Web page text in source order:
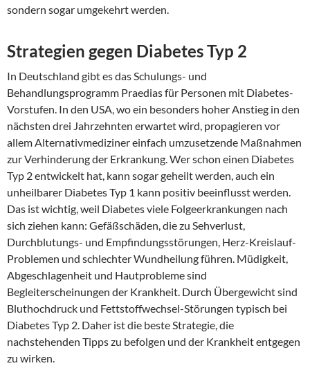
sondern sogar umgekehrt werden.
Strategien gegen Diabetes Typ 2
In Deutschland gibt es das Schulungs- und
Behandlungsprogramm Praedias für Personen mit Diabetes-
Vorstufen. In den USA, wo ein besonders hoher Anstieg in den
nächsten drei Jahrzehnten erwartet wird, propagieren vor
allem Alternativmediziner einfach umzusetzende Maßnahmen
zur Verhinderung der Erkrankung. Wer schon einen Diabetes
Typ 2 entwickelt hat, kann sogar geheilt werden, auch ein
unheilbarer Diabetes Typ 1 kann positiv beeinflusst werden.
Das ist wichtig, weil Diabetes viele Folgeerkrankungen nach
sich ziehen kann: Gefäßschäden, die zu Sehverlust,
Durchblutungs- und Empfindungsstörungen, Herz-Kreislauf-
Problemen und schlechter Wundheilung führen. Müdigkeit,
Abgeschlagenheit und Hautprobleme sind
Begleiterscheinungen der Krankheit. Durch Übergewicht sind
Bluthochdruck und Fettstoffwechsel-Störungen typisch bei
Diabetes Typ 2. Daher ist die beste Strategie, die
nachstehenden Tipps zu befolgen und der Krankheit entgegen
zu wirken.